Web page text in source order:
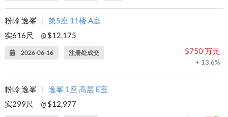
粉岭 逸峯 |
第5座 11楼 A室
实616尺
@ $12,175
2026-06-16 注册处成交 $750 万元
+ 13.6%
粉岭 逸峯 |
逸峯 1座 高层 E室
实299尺
@ $12,977